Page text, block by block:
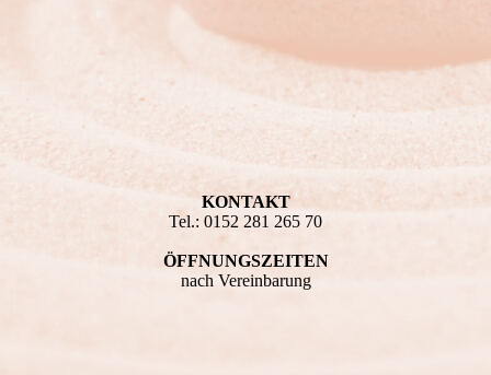
KONTAKT
Tel.: 0152 281 265 70
ÖFFNUNGSZEITEN
nach Vereinbarung